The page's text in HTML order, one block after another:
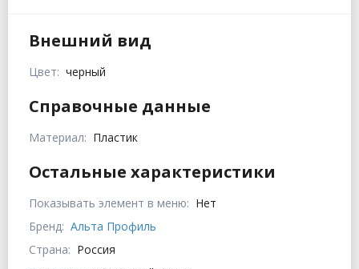
Внешний вид
Цвет: черный
Справочные данные
Материал: Пластик
Остальные характеристики
Показывать элемент в меню: Нет
Бренд: Альта Профиль
Страна: Россия